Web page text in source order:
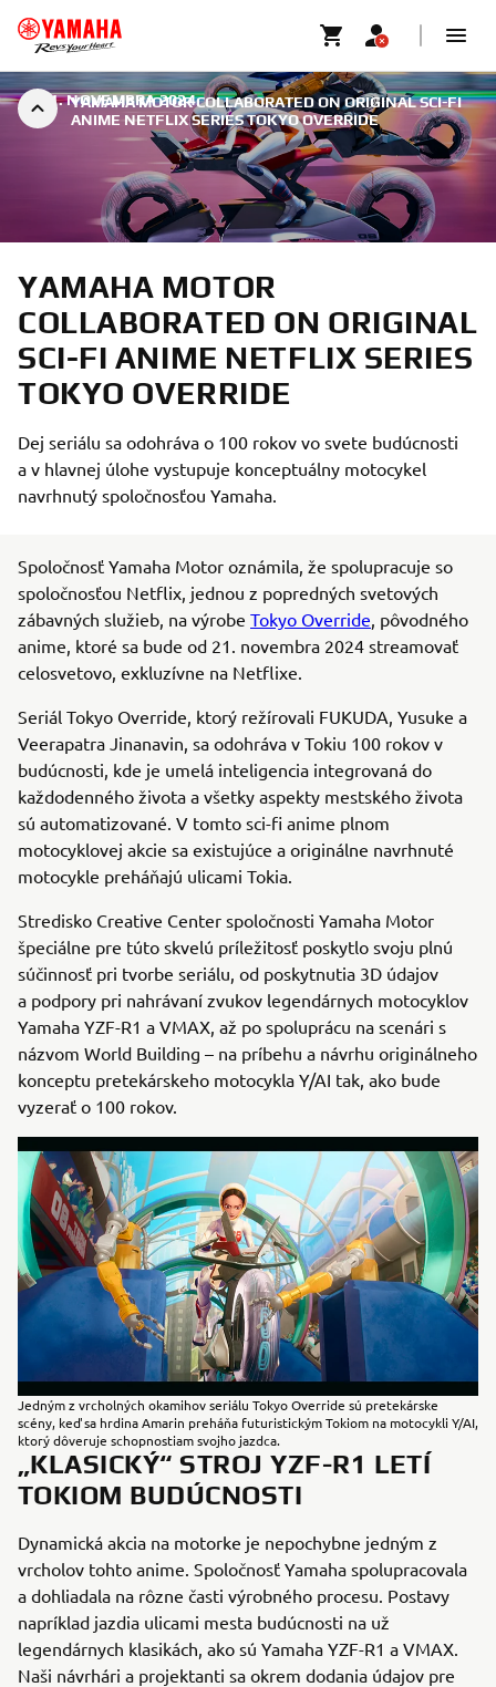
YAMAHA MOTOR COLLABORATED ON ORIGINAL SCI-FI
ANIME NETFLIX SERIES TOKYO OVERRIDE
21. NOVEMBRA 2024
YAMAHA MOTOR
COLLABORATED ON ORIGINAL
SCI-FI ANIME NETFLIX SERIES
TOKYO OVERRIDE
Dej seriálu sa odohráva o 100 rokov vo svete budúcnosti
a v hlavnej úlohe vystupuje konceptuálny motocykel
navrhnutý spoločnosťou Yamaha.
Spoločnosť Yamaha Motor oznámila, že spolupracuje so
spoločnosťou Netflix, jednou z popredných svetových
zábavných služieb, na výrobe Tokyo Override, pôvodného
anime, ktoré sa bude od 21. novembra 2024 streamovať
celosvetovo, exkluzívne na Netflixe.
Seriál Tokyo Override, ktorý režírovali FUKUDA, Yusuke a
Veerapatra Jinanavin, sa odohráva v Tokiu 100 rokov v
budúcnosti, kde je umelá inteligencia integrovaná do
každodenného života a všetky aspekty mestského života
sú automatizované. V tomto sci-fi anime plnom
motocyklovej akcie sa existujúce a originálne navrhnuté
motocykle preháňajú ulicami Tokia.
Stredisko Creative Center spoločnosti Yamaha Motor
špeciálne pre túto skvelú príležitosť poskytlo svoju plnú
súčinnosť pri tvorbe seriálu, od poskytnutia 3D údajov
a podpory pri nahrávaní zvukov legendárnych motocyklov
Yamaha YZF-R1 a VMAX, až po spoluprácu na scenári s
názvom World Building – na príbehu a návrhu originálneho
konceptu pretekárskeho motocykla Y/AI tak, ako bude
vyzerať o 100 rokov.
Jedným z vrcholných okamihov seriálu Tokyo Override sú pretekárske
scény, keď sa hrdina Amarin preháňa futuristickým Tokiom na motocykli Y/AI,
ktorý dôveruje schopnostiam svojho jazdca.
„KLASICKÝ“ STROJ YZF-R1 LETÍ
TOKIOM BUDÚCNOSTI
Dynamická akcia na motorke je nepochybne jedným z
vrcholov tohto anime. Spoločnosť Yamaha spolupracovala
a dohliadala na rôzne časti výrobného procesu. Postavy
napríklad jazdia ulicami mesta budúcnosti na už
legendárnych klasikách, ako sú Yamaha YZF-R1 a VMAX.
Naši návrhári a projektanti sa okrem dodania údajov pre